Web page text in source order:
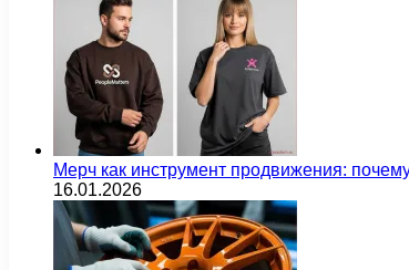
Мерч как инструмент продвижения:
16.01.2026